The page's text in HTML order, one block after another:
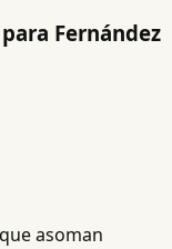
Fernández